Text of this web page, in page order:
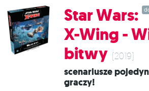
wszystko, co niezbędne,
statek VT-49 Decimator.
Star Wars:
X-Wing -
bitwy (2019)
Scenariusze pojedynków nawet do 8
graczy!